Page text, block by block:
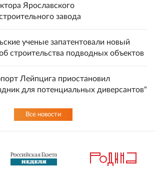
Ярославского
завода
ученые запатентовали новый
строительства подводных объектов
Лейпцига приостановил
для потенциальных диверсантов"
Все новости